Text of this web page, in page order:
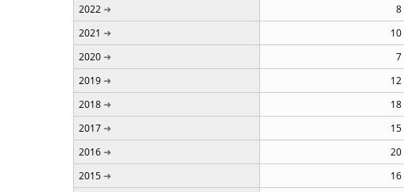
2022
8
2021
10
2020
7
2019
12
2018
18
2017
15
2016
20
2015
16